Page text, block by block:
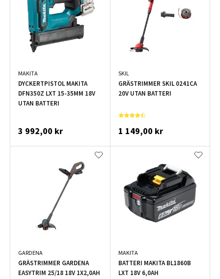
MAKITA
DYCKERTPISTOL MAKITA
DFN350Z LXT 15-35MM 18V
UTAN BATTERI
3 992,00 kr
SKIL
GRÄSTRIMMER SKIL 0241CA
20V UTAN BATTERI
1 149,00 kr
GARDENA
GRÄSTRIMMER GARDENA
EASYTRIM 25/18 18V 1X2,0AH
MAKITA
BATTERI MAKITA BL1860B
LXT 18V 6,0AH